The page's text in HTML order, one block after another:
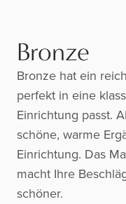
Bronze
Bronze hat ein
perfekt in eine
Einrichtung passt.
schöne, warme
Einrichtung. Das
macht Ihre
schöner.